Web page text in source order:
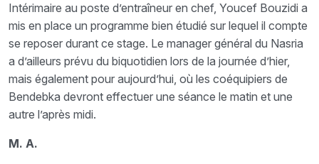
Intérimaire au poste d’entraîneur en chef, Youcef Bouzidi a
mis en place un programme bien étudié sur lequel il compte
se reposer durant ce stage. Le manager général du Nasria
a d’ailleurs prévu du biquotidien lors de la journée d’hier,
mais également pour aujourd’hui, où les coéquipiers de
Bendebka devront effectuer une séance le matin et une
autre l’après midi.
M. A.